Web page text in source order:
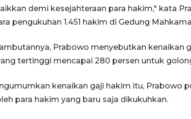
demi kesejahteraan para hakim," kata
pengukuhan 1.451 hakim di Gedung
Prabowo menyebutkan kenaikan
tertinggi mencapai 280 persen untuk
kenaikan gaji hakim itu, Prabowo
para hakim yang baru saja dikukuhkan.